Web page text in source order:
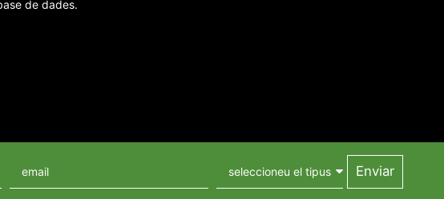
de dades.